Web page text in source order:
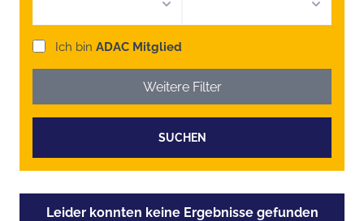
Ich bin ADAC Mitglied
Weitere Filter
SUCHEN
Leider konnten keine Ergebnisse gefunden